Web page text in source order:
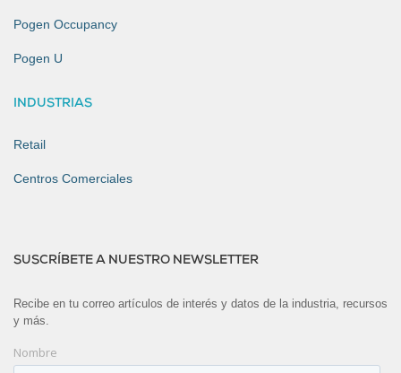
Pogen Occupancy
Pogen U
INDUSTRIAS
Retail
Centros Comerciales
SUSCRÍBETE A NUESTRO NEWSLETTER
Recibe en tu correo artículos de interés y datos de la industria, recursos
y más.
Nombre